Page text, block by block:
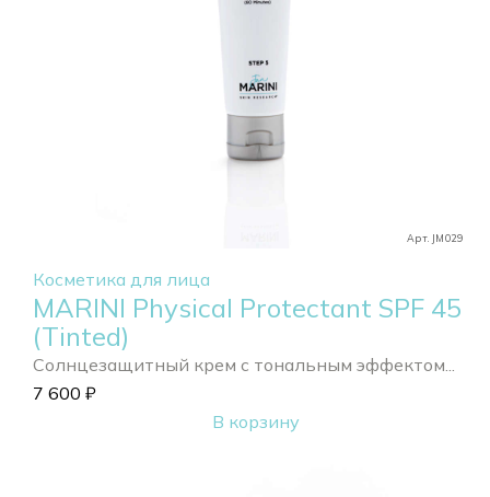
Арт. JM029
Косметика для лица
MARINI Physical Protectant SPF 45
(Tinted)
Солнцезащитный крем с тональным эффектом...
7 600 ₽
В корзину